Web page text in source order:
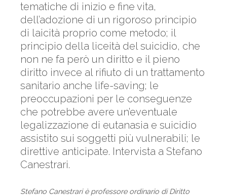
tematiche di inizio e fine vita,
dell’adozione di un rigoroso principio
di laicità proprio come metodo; il
principio della liceità del suicidio, che
non ne fa però un diritto e il pieno
diritto invece al rifiuto di un trattamento
sanitario anche life-saving; le
preoccupazioni per le conseguenze
che potrebbe avere un’eventuale
legalizzazione di eutanasia e suicidio
assistito sui soggetti più vulnerabili; le
direttive anticipate. Intervista a Stefano
Canestrari.
Stefano Canestrari è professore ordinario di Diritto